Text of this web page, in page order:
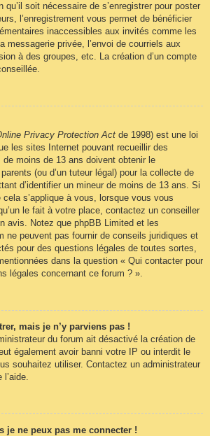
soit nécessaire de s’enregistrer pour poster
l’enregistrement vous permet de bénéficier
inaccessibles aux invités comme les
messagerie privée, l’envoi de courriels aux
à des groupes, etc. La création d’un compte
Privacy Protection Act de 1998) est une loi
les sites Internet pouvant recueillir des
moins de 13 ans doivent obtenir le
(ou d’un tuteur légal) pour la collecte de
d’identifier un mineur de moins de 13 ans. Si
s’applique à vous, lorsque vous vous
le fait à votre place, contactez un conseiller
avis. Notez que phpBB Limited et les
ne peuvent pas fournir de conseils juridiques et
pour des questions légales de toutes sortes,
dans la question « Qui contacter pour
légales concernant ce forum ? ».
mais je n’y parviens pas !
du forum ait désactivé la création de
également avoir banni votre IP ou interdit le
souhaitez utiliser. Contactez un administrateur
je ne peux pas me connecter !